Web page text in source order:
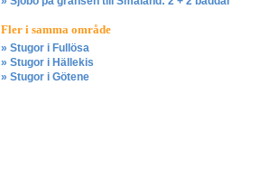
Fler i samma område
» Stugor i Fullösa
» Stugor i Hällekis
» Stugor i Götene